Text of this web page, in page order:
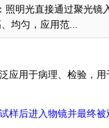
明光直接通过聚光
均匀，应用范...
应用于病理、检验，
样后进入物镜并最终被